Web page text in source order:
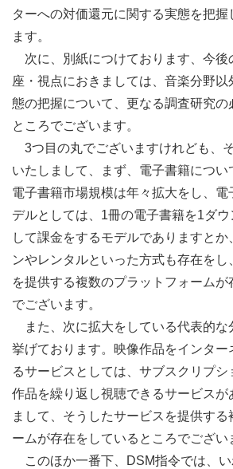
ターへの対価還元に関する実態を把
ます。
次に、別紙につけております、今後
座・視点におきましては、音楽分野
態の把握について、更なる調査研究の
ところでございます。
3つ目の丸でございますけれども、
いたしまして、まず、電子書籍につい
電子書籍市場規模は年々拡大をし、電
デルとしては、1冊の電子書籍を1ダ
して課金をするモデルでありますとか
ンやレンタルといった方式も存在をし
を提供する複数のプラットフォームが
でございます。
また、次に拡大をしている代表的
挙げております。映像作品をインター
るサービスとしては、サブスクリプシ
作品を繰り返し視聴できるサービスが
まして、そうしたサービスを提供する
ームが存在をしているところでござい
このほか一番下、DSM指令では、